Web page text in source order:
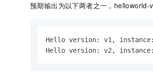
预期输出为以下两者之一，helloworld-
Hello version: v1, instance:
Hello version: v2, instance:
快速部署 Dify，高效搭建 AI 应用
10 分钟在聊天系统中增加一个 AI 助手
在企业官网、通讯软件中为客户提供 AI 客服
即刻拥有